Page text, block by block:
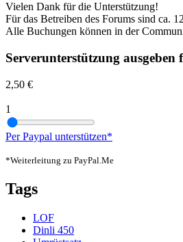
Vielen Dank für die Unterstützung!
Für das Betreiben des Forums sind ca.
Alle Buchungen können in der
Serverunterstützung ausgeben
2,50 €
1
Per Paypal unterstützen*
*Weiterleitung zu PayPal.Me
Tags
LOF
Dinli 450